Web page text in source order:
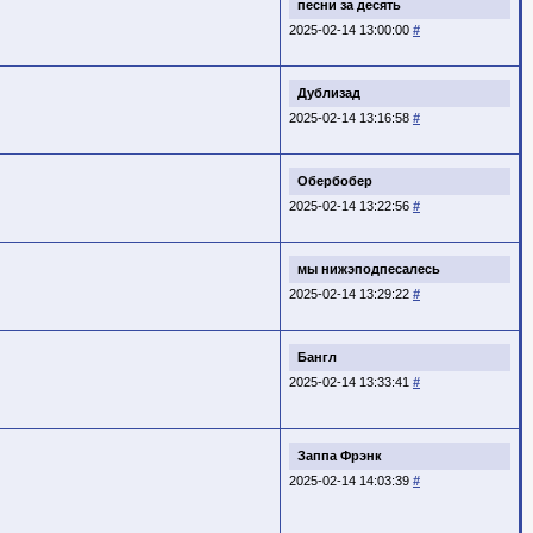
песни за десять
2025-02-14 13:00:00 #
Дублизад
2025-02-14 13:16:58 #
Обербобер
2025-02-14 13:22:56 #
мы нижэподпесалесь
2025-02-14 13:29:22 #
Бангл
2025-02-14 13:33:41 #
Заппа Фрэнк
2025-02-14 14:03:39 #